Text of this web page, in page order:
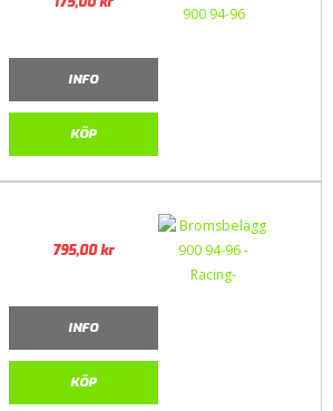
INFO
KÖP
795,00kr
INFO
KÖP